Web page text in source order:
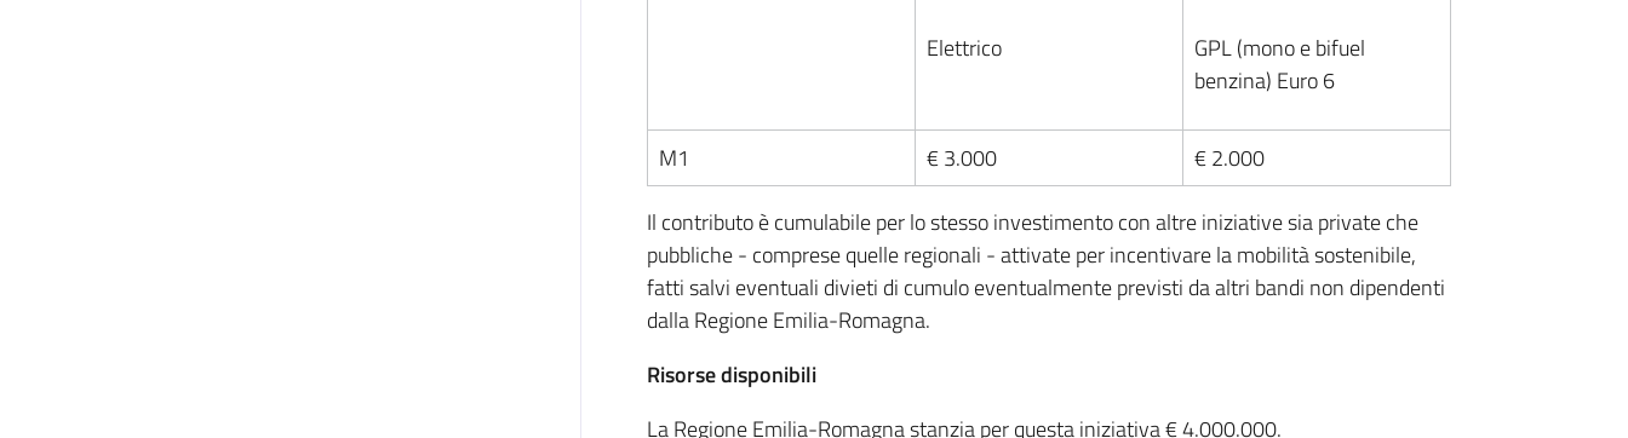
Elettrico
GPL (mono e bifuel
benzina) Euro 6
M1 € 3.000
€ 2.000
Il contributo è cumulabile per lo stesso investimento con altre iniziative sia private che
pubbliche - comprese quelle regionali - attivate per incentivare la mobilità sostenibile,
fatti salvi eventuali divieti di cumulo eventualmente previsti da altri bandi non dipendenti
dalla Regione Emilia-Romagna.
Risorse disponibili
La Regione Emilia-Romagna stanzia per questa iniziativa € 4.000.000.